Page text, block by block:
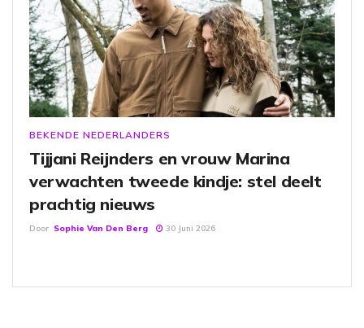
BEKENDE NEDERLANDERS
Tijjani Reijnders en vrouw Marina
verwachten tweede kindje: stel deelt
prachtig nieuws
Door Sophie Van Den Berg 30 Juni 2026